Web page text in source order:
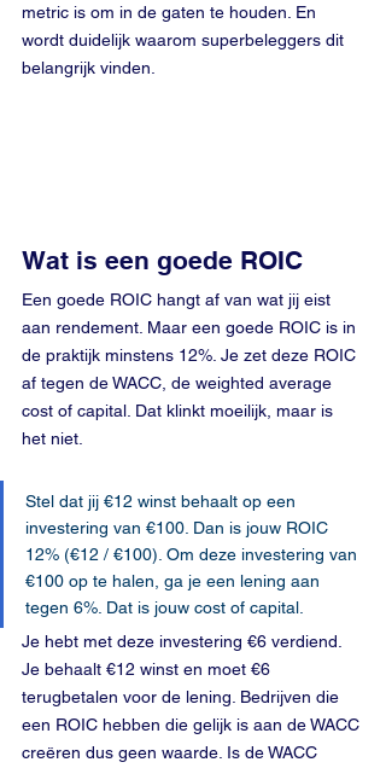
metric is om in de gaten te houden. En
wordt duidelijk waarom superbeleggers dit
belangrijk vinden.
Wat is een goede ROIC
Een goede ROIC hangt af van wat jij eist
aan rendement. Maar een goede ROIC is in
de praktijk minstens 12%. Je zet deze ROIC
af tegen de WACC, de weighted average
cost of capital. Dat klinkt moeilijk, maar is
het niet.
Stel dat jij €12 winst behaalt op een
investering van €100. Dan is jouw ROIC
12% (€12 / €100). Om deze investering van
€100 op te halen, ga je een lening aan
tegen 6%. Dat is jouw cost of capital.
Je hebt met deze investering €6 verdiend.
Je behaalt €12 winst en moet €6
terugbetalen voor de lening. Bedrijven die
een ROIC hebben die gelijk is aan de WACC
creëren dus geen waarde. Is de WACC